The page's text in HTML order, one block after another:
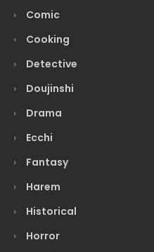
Comic
Cooking
Detective
Doujinshi
Drama
Ecchi
Fantasy
Harem
Historical
Horror